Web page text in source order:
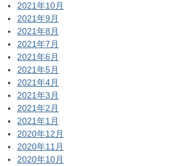
2021年10月
2021年9月
2021年8月
2021年7月
2021年6月
2021年5月
2021年4月
2021年3月
2021年2月
2021年1月
2020年12月
2020年11月
2020年10月